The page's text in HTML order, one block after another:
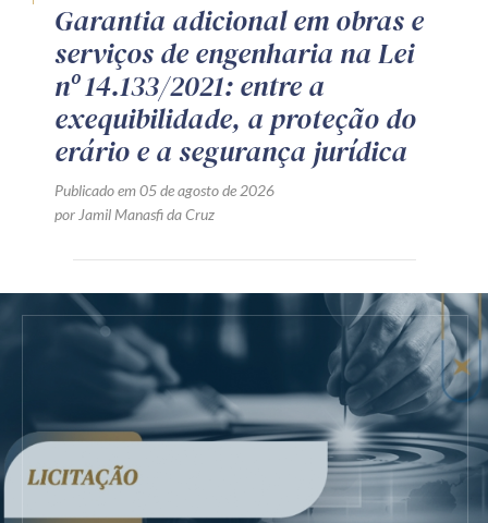
Garantia adicional em obras e
serviços de engenharia na Lei
nº 14.133/2021: entre a
exequibilidade, a proteção do
erário e a segurança jurídica
Publicado em 05 de agosto de 2026
por Jamil Manasfi da Cruz